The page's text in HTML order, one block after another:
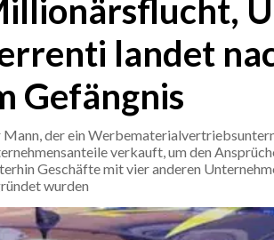
landet
Gefängnis
Mann, der ein
verkauft, um den
Geschäfte mit vier anderen
wurden